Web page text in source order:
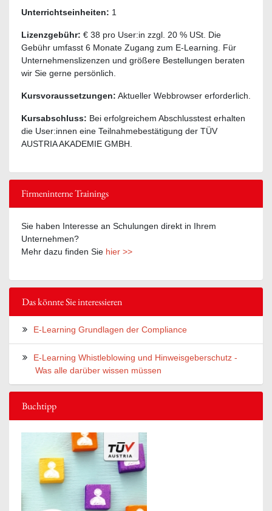
Unterrichtseinheiten: 1
Lizenzgebühr: € 38 pro User:in zzgl. 20 % USt. Die
Gebühr umfasst 6 Monate Zugang zum E-Learning. Für
Unternehmenslizenzen und größere Bestellungen beraten
wir Sie gerne persönlich.
Kursvoraussetzungen: Aktueller Webbrowser erforderlich.
Kursabschluss: Bei erfolgreichem Abschlusstest erhalten
die User:innen eine Teilnahmebestätigung der TÜV
AUSTRIA AKADEMIE GMBH.
Firmeninterne Trainings
Sie haben Interesse an Schulungen direkt in Ihrem
Unternehmen?
Mehr dazu finden Sie hier >>
Das könnte Sie interessieren
E-Learning Grundlagen der Compliance
E-Learning Whistleblowing und Hinweisgeberschutz -
Was alle darüber wissen müssen
Buchtipp